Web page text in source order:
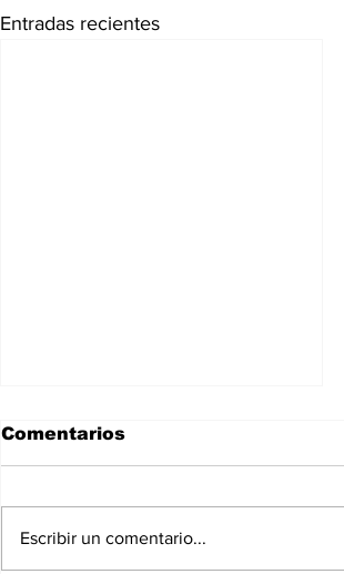
Entradas recientes
Comentarios
Escribir un comentario...